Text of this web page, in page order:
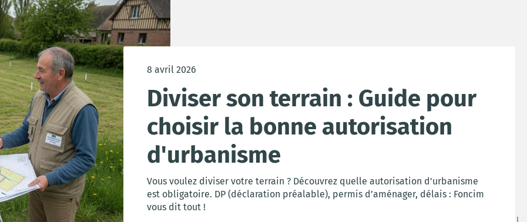
8 avril 2026
Diviser son terrain : Guide pour
choisir la bonne autorisation
d'urbanisme
Vous voulez diviser votre terrain ? Découvrez quelle autorisation d'urbanisme
est obligatoire. DP (déclaration préalable), permis d’aménager, délais : Foncim
vous dit tout !